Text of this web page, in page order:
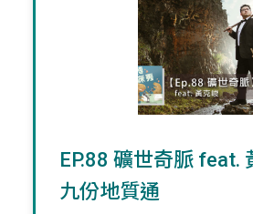
EP.88 礦世奇脈 feat.
九份地質通